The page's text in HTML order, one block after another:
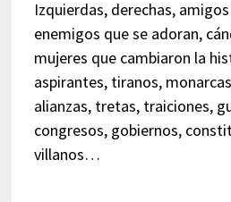
Izquierdas, derechas,
enemigos que se adoran,
mujeres que cambiaron la
aspirantes, tiranos,
alianzas, tretas, traiciones,
congresos, gobiernos,
villanos…